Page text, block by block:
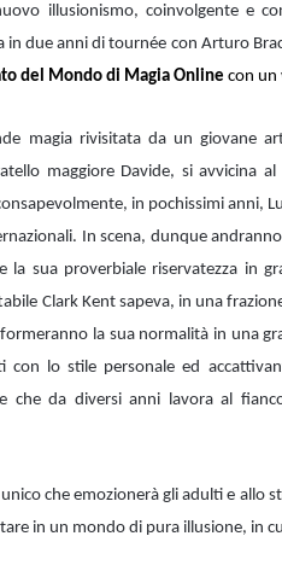
illusionismo, coinvolgente e
in due anni di tournée con Arturo
del Mondo di Magia Online con un
magia rivisitata da un giovane
maggiore Davide, si avvicina
in pochissimi anni,
In scena, dunque
la sua proverbiale riservatezza in
Clark Kent sapeva, in una
la sua normalità in una
lo stile personale ed
che da diversi anni lavora al
che emozionerà gli adulti e allo
in un mondo di pura illusione, in